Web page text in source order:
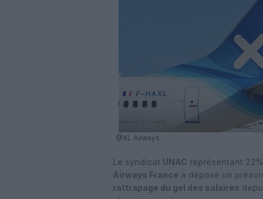
@XL Airways
Le syndicat UNAC représentant
Airways France a déposé un
rattrapage du gel des salaires